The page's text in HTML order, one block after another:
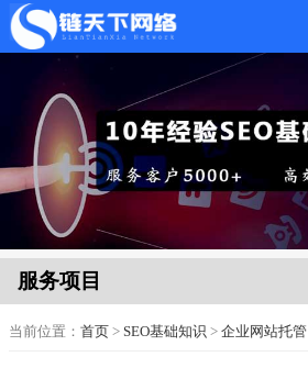
网站托管_网站托管代运
营_SEO优化外包服务
服务项目
当前位置： 首页 > SEO基础知识 > 企业网站托管